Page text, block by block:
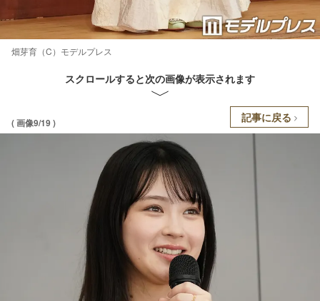
畑芽育（C）モデルプレス
スクロールすると次の画像が表示されます
( 画像9/19 ) 記事に戻る